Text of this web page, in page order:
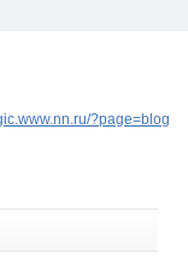
?page=blog